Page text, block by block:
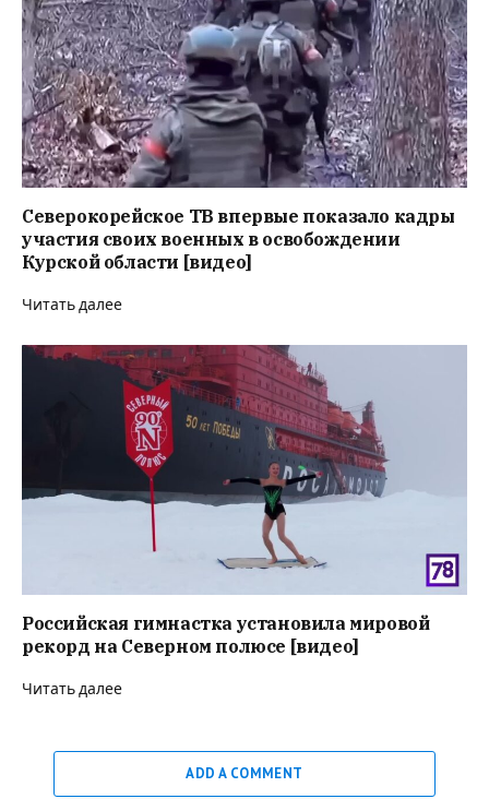
Северокорейское ТВ впервые показало кадры
участия своих военных в освобождении
Курской области [видео]
Читать далее
Российская гимнастка установила мировой
рекорд на Северном полюсе [видео]
Читать далее
ADD A COMMENT